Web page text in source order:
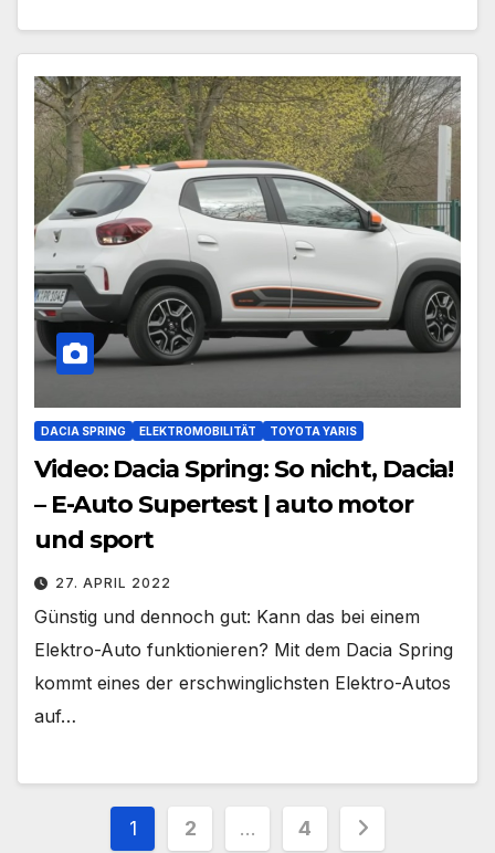
DACIA SPRING ELEKTROMOBILITÄT TOYOTA YARIS
Video: Dacia Spring: So nicht, Dacia!
– E-Auto Supertest | auto motor
und sport
27. APRIL 2022
Günstig und dennoch gut: Kann das bei einem
Elektro-Auto funktionieren? Mit dem Dacia Spring
kommt eines der erschwinglichsten Elektro-Autos
auf…
Seitennummerierung
1 2 … 4